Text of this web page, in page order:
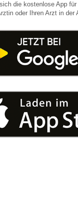
Impferinnerung
den Vorsorgen
und Informationsflyer
gesund gestalten
die kostenlose App
oder Ihren Arzt in der